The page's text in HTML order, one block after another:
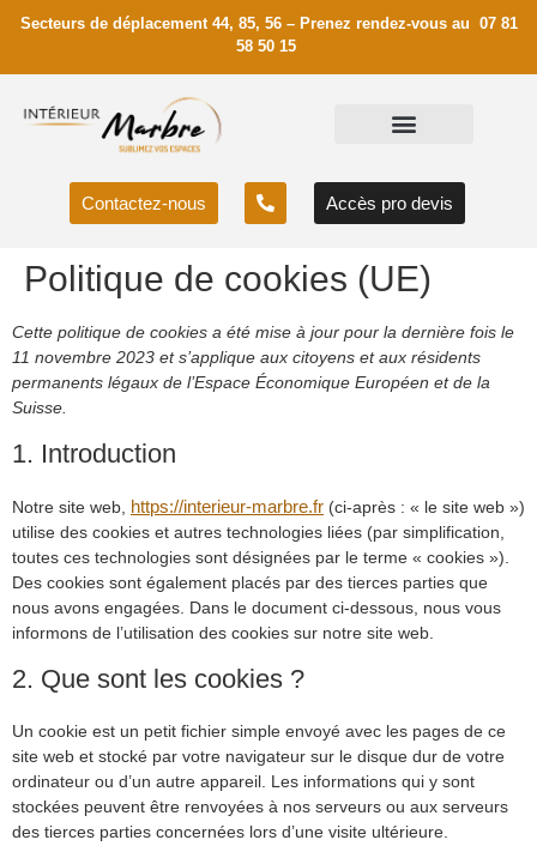
Secteurs de déplacement 44, 85, 56 – Prenez rendez-vous au 07 81
58 50 15
Contactez-nous Accès pro devis
Politique de cookies (UE)
Cette politique de cookies a été mise à jour pour la dernière fois le
11 novembre 2023 et s’applique aux citoyens et aux résidents
permanents légaux de l’Espace Économique Européen et de la
Suisse.
1. Introduction
Notre site web, https://interieur-marbre.fr (ci-après : « le site web »)
utilise des cookies et autres technologies liées (par simplification,
toutes ces technologies sont désignées par le terme « cookies »).
Des cookies sont également placés par des tierces parties que
nous avons engagées. Dans le document ci-dessous, nous vous
informons de l’utilisation des cookies sur notre site web.
2. Que sont les cookies ?
Un cookie est un petit fichier simple envoyé avec les pages de ce
site web et stocké par votre navigateur sur le disque dur de votre
ordinateur ou d’un autre appareil. Les informations qui y sont
stockées peuvent être renvoyées à nos serveurs ou aux serveurs
des tierces parties concernées lors d’une visite ultérieure.